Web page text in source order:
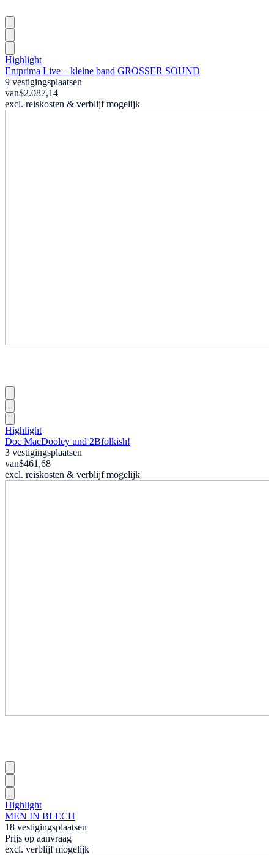
Highlight
Entprima Live – kleine band GROSSER SOUND
9 vestigingsplaatsen
van$2.087,14
excl. reiskosten & verblijf mogelijk
Highlight
Doc MacDooley und 2Bfolkish!
3 vestigingsplaatsen
van$461,68
excl. reiskosten & verblijf mogelijk
Highlight
MEN IN BLECH
18 vestigingsplaatsen
Prijs op aanvraag
excl. verblijf mogelijk